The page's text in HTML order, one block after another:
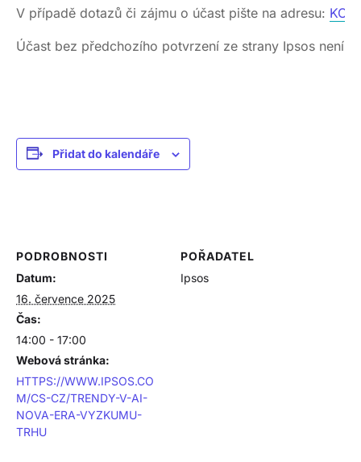
V případě dotazů či zájmu o účast pište na adresu:
Účast bez předchozího potvrzení ze strany Ipsos není
Přidat do kalendáře
PODROBNOSTI
Datum:
16. července 2025
Čas:
14:00 - 17:00
Webová stránka:
HTTPS://WWW.IPSOS.CO
M/CS-CZ/TRENDY-V-AI-
NOVA-ERA-VYZKUMU-
TRHU
POŘADATEL
Ipsos